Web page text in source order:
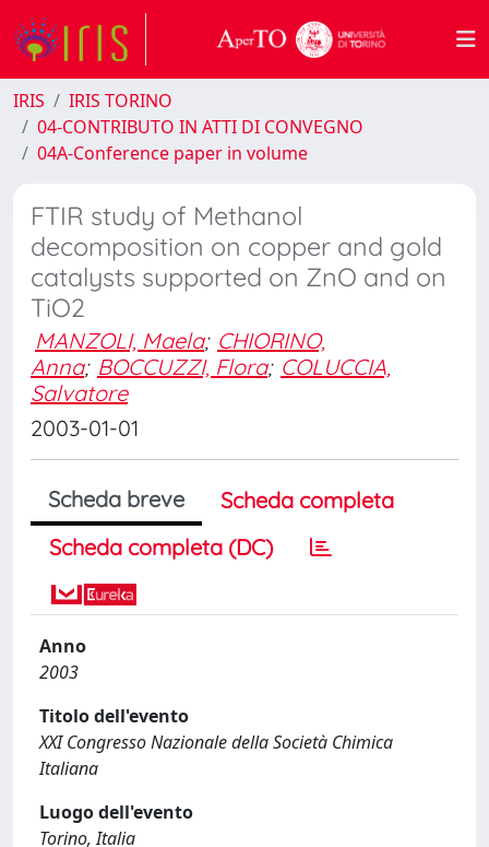
IRIS
IRIS TORINO
04-CONTRIBUTO IN ATTI DI CONVEGNO
04A-Conference paper in volume
FTIR study of Methanol
decomposition on copper and gold
catalysts supported on ZnO and on
TiO2
MANZOLI, Maela; CHIORINO,
Anna; BOCCUZZI, Flora; COLUCCIA,
Salvatore
2003-01-01
Scheda breve
Scheda completa
Scheda completa (DC)
Anno
2003
Titolo dell'evento
XXI Congresso Nazionale della Società Chimica
Italiana
Luogo dell'evento
Torino, Italia